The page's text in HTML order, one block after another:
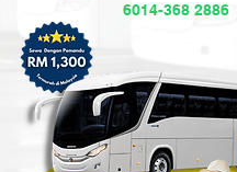
6014-368 2886